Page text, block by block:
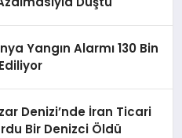
Yangın Alarmı 130 Bin
Denizi’nde İran Ticari
Bir Denizci Öldü